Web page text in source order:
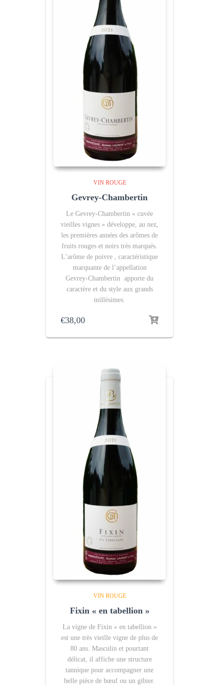
VIN ROUGE
Gevrey-Chambertin
Le Gevrey-Chambertin « cuvée
vieilles vignes » développe, au nez,
les premières années des arômes de
fruits rouges et noirs très marqués.
L’arôme de poivre , caractéristique
marquante de l’appellation
Gevrey-Chambertin apporte du
caractère et du style aux grands
millésimes.
€38,00
VIN ROUGE
Fixin « en tabellion »
La vigne de Fixin « en tabellion »
est une très vieille vigne de plus de
80 ans. Masculin et pourtant
délicat, il affiche une structure
tannique pour accompagner une
belle pièce de bœuf ou un gibier.